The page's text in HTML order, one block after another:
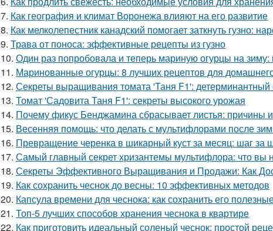
7. Как география и климат Воронежа влияют на его развитие
8. Как мелколепестник канадский помогает заткнуть гузно:
9. Трава от поноса: эффективные рецепты из гузно
10. Один раз попробовала и теперь мариную огурцы на
11. Маринованные огурцы: 8 лучших рецептов для
12. Секреты выращивания томата 'Таня F1': детерминантный
13. Томат 'Садовита Таня F1': секреты высокого урожая
14. Почему фикус Бенджамина сбрасывает листья: причины
15. Весенняя помощь: что делать с мультифлорами после
16. Превращение черенка в шикарный куст за месяц: шаг за
17. Самый главный секрет хризантемы мультифлора: что вы
18. Секреты Эффективного Выращивания и Продажи: Как
19. Как сохранить чеснок до весны: 10 эффективных методов
20. Капсула времени для чеснока: как сохранить его
21. Топ-5 лучших способов хранения чеснока в квартире
22. Как приготовить идеальный соленый чеснок: простой